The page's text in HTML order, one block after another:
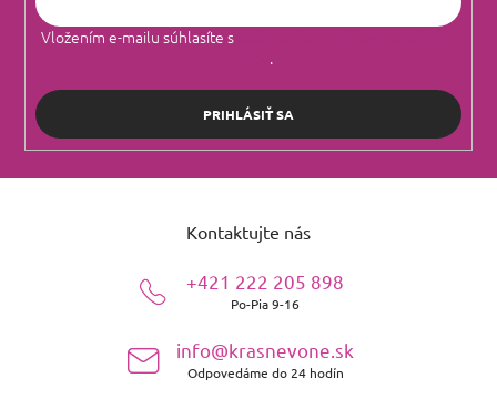
Vložením e-mailu súhlasíte s
.
PRIHLÁSIŤ SA
Kontaktujte nás
+421 222 205 898
Po-Pia 9-16
info@krasnevone.sk
Odpovedáme do 24 hodín